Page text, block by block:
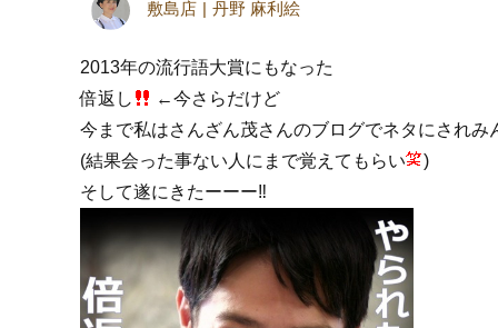
敷島店 丹野 麻利絵
2013年の流行語大賞にもなった
倍返し
←今さらだけど
今まで私はさんざん茂さんのブログでネタにされみ
(結果会った事ない人にまで覚えてもらい
)
そして遂にきたーーー‼︎